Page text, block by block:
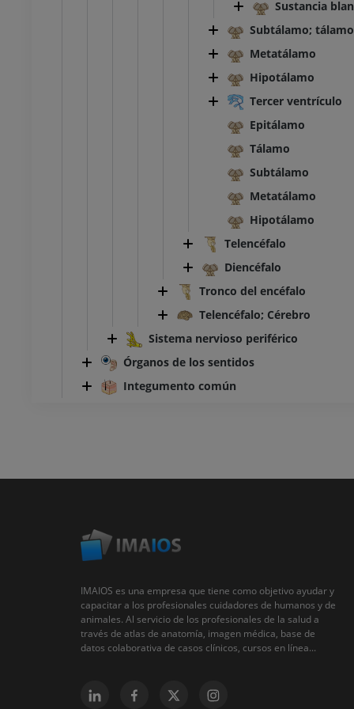
Sustancia
Subtálamo;
Metatálamo
Hipotálamo
Tercer ventrículo
Epitálamo
Tálamo
Subtálamo
Metatálamo
Hipotálamo
Telencéfalo
Diencéfalo
Tronco del encéfalo
Telencéfalo; Cérebro
Sistema nervioso periférico
Órganos de los sentidos
Integumento común
IMAIOS es una empresa que tiene como objetivo ayudar y
capacitar a los profesionales cuidadores de humanos y de
animales. Al servicio de los profesionales de la salud a
través de atlas de anatomía, imagen médica, base de
datos colaborativa de casos clínicos, cursos en línea...